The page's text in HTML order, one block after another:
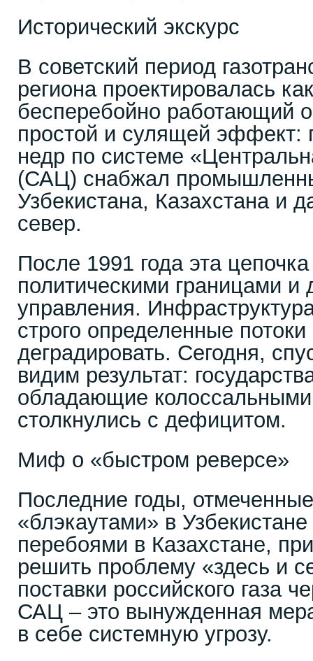
Исторический экскурс
В советский период
региона проектировалась
бесперебойно работающий
простой и сулящей эффект:
недр по системе
(САЦ) снабжал
Узбекистана, Казахстана и
север.
После 1991 года эта
политическими границами и
управления.
строго определенные
деградировать. Сегодня,
видим результат:
обладающие
столкнулись с дефицитом.
Миф о «быстром реверсе»
Последние годы,
«блэкаутами» в
перебоями в Казахстане,
решить проблему «здесь и
поставки российского газа
САЦ – это вынужденная
в себе системную угрозу.